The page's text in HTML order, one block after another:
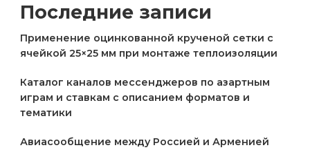
Последние записи
Применение оцинкованной крученой сетки с
ячейкой 25×25 мм при монтаже теплоизоляции
Каталог каналов мессенджеров по азартным
играм и ставкам с описанием форматов и
тематики
Авиасообщение между Россией и Арменией